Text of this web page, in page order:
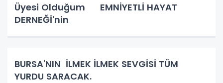
Üyesi Olduğum EMNİYETLİ HAYAT
DERNEĞİ'nin
BURSA'NIN İLMEK İLMEK SEVGİSİ TÜM
YURDU SARACAK.